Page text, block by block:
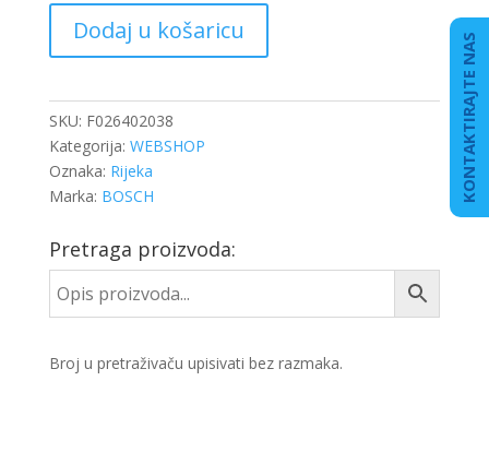
SEPARATORA
GORIVA
ACTROS
MP4
količina
Dodaj u košaricu
SKU: F026402038
Kategorija: WEBSHOP
Oznaka: Rijeka
Marka: BOSCH
Pretraga proizvoda:
Broj u pretraživaču upisivati bez razmaka.
KONTAKTIRAJTE NAS